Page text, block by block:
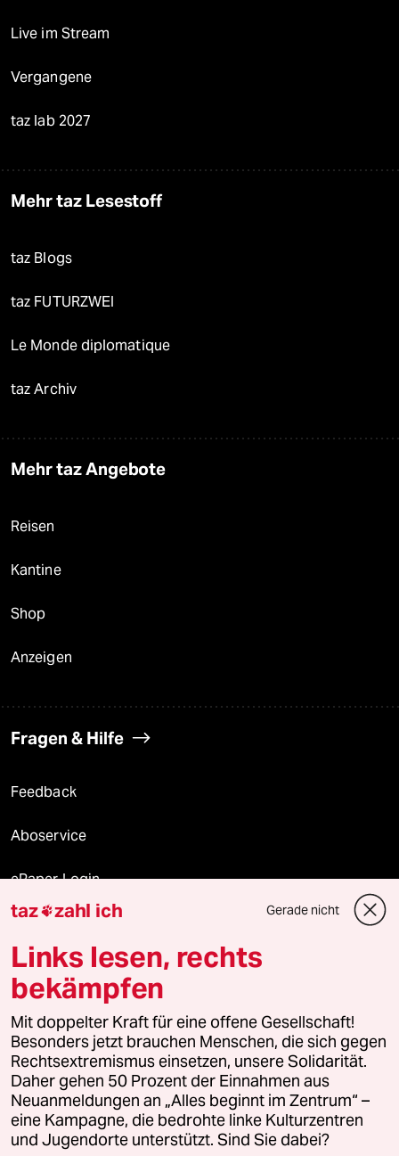
Live im Stream
Vergangene
taz lab 2027
Mehr taz Lesestoff
taz Blogs
taz FUTURZWEI
Le Monde diplomatique
taz Archiv
Mehr taz Angebote
Reisen
Kantine
Shop
Anzeigen
Fragen & Hilfe
Feedback
Aboservice
ePaper Login
Downloads für Abonnierende
© 2026 taz Verlags und Vertriebs GmbH
Alle Rechte vorbehalten. Bei rechtlichen Fragen oder für Genehmigungen
wenden Sie sich bitte an
lizenzen@taz.de
Feedback Redaktionsstatut Kommune-Richtlinien
Leitlinie Informant Datenschutz Impressum AGB
taz zahl ich Gerade nicht
Links lesen, rechts
bekämpfen
Mit doppelter Kraft für eine offene Gesellschaft!
Besonders jetzt brauchen Menschen, die sich gegen
Rechtsextremismus einsetzen, unsere Solidarität.
Daher gehen 50 Prozent der Einnahmen aus
Neuanmeldungen an „Alles beginnt im Zentrum“ –
eine Kampagne, die bedrohte linke Kulturzentren
und Jugendorte unterstützt. Sind Sie dabei?